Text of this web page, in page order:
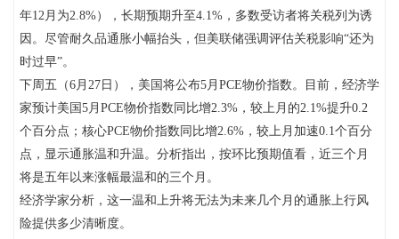
年12月为2.8%），长期预期升至4.1%，多数受访者将关税列为诱
因。尽管耐久品通胀小幅抬头，但美联储强调评估关税影响“还为
时过早”。
下周五（6月27日），美国将公布5月PCE物价指数。目前，经济学
家预计美国5月PCE物价指数同比增2.3%，较上月的2.1%提升0.2
个百分点；核心PCE物价指数同比增2.6%，较上月加速0.1个百分
点，显示通胀温和升温。分析指出，按环比预期值看，近三个月
将是五年以来涨幅最温和的三个月。
经济学家分析，这一温和上升将无法为未来几个月的通胀上行风
险提供多少清晰度。